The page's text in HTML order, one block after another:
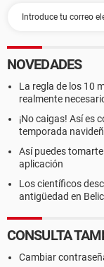
NOVEDADES
La regla de los 10
realmente
¡No caigas! Así es
temporada
Así puedes
aplicación
Los científicos
antigüedad en
CONSULTA
Cambiar